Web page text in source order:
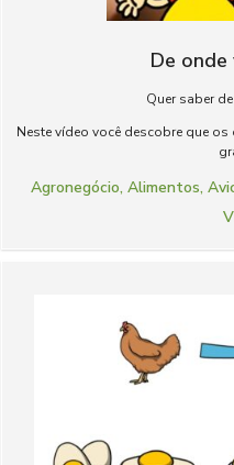
De onde
Quer saber
Neste vídeo você descobre que
Agronegócio, Alimentos,